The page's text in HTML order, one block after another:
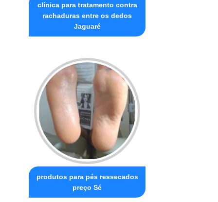
clínica para tratamento contra
rachaduras entre os dedos
Jaguaré
produtos para pés ressecados
preço Sé